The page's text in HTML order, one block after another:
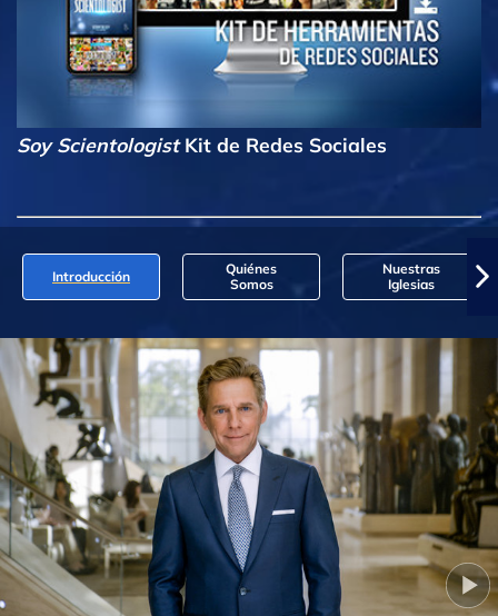
Soy ScientologistKit de Redes Sociales
Introducción
Quiénes
Somos
Nuestras
Iglesias